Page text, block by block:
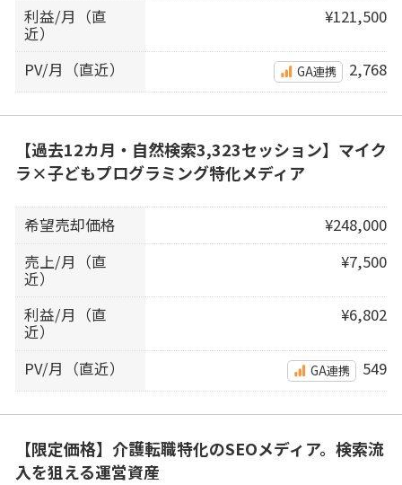
利益/月（直
近）
¥121,500
PV/月（直近） GA連携 2,768
【過去12カ月・自然検索3,323セッション】マイク
ラ×子どもプログラミング特化メディア
希望売却価格
¥248,000
売上/月（直
近）
¥7,500
利益/月（直
近）
¥6,802
PV/月（直近） GA連携 549
【限定価格】介護転職特化のSEOメディア。検索流
入を狙える運営資産